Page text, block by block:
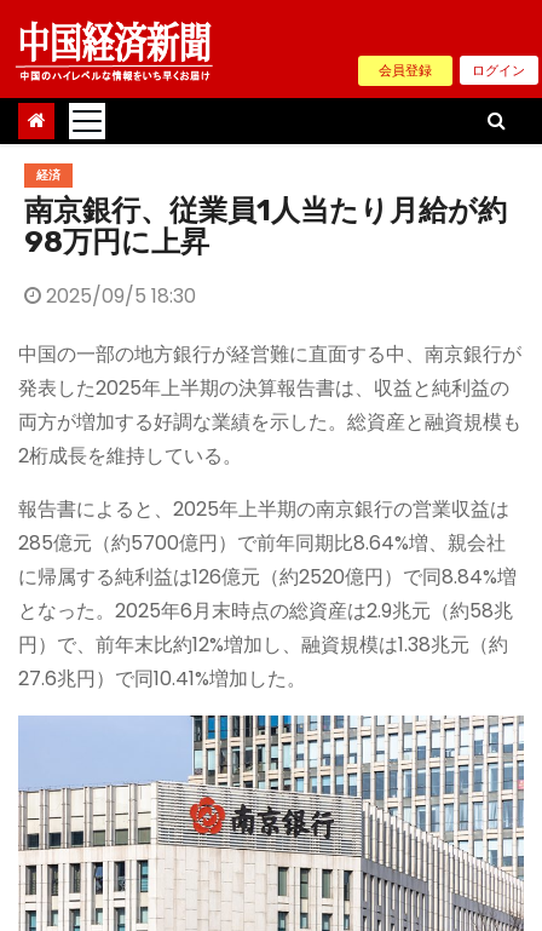
Skip
content
会員登録 ログイン
経済
南京銀行、従業員1人当たり月給が約
98万円に上昇
2025/09/5 18:30
中国の一部の地方銀行が経営難に直面する中、南京銀行が
発表した2025年上半期の決算報告書は、収益と純利益の
両方が増加する好調な業績を示した。総資産と融資規模も
2桁成長を維持している。
報告書によると、2025年上半期の南京銀行の営業収益は
285億元（約5700億円）で前年同期比8.64%増、親会社
に帰属する純利益は126億元（約2520億円）で同8.84%増
となった。2025年6月末時点の総資産は2.9兆元（約58兆
円）で、前年末比約12%増加し、融資規模は1.38兆元（約
27.6兆円）で同10.41%増加した。